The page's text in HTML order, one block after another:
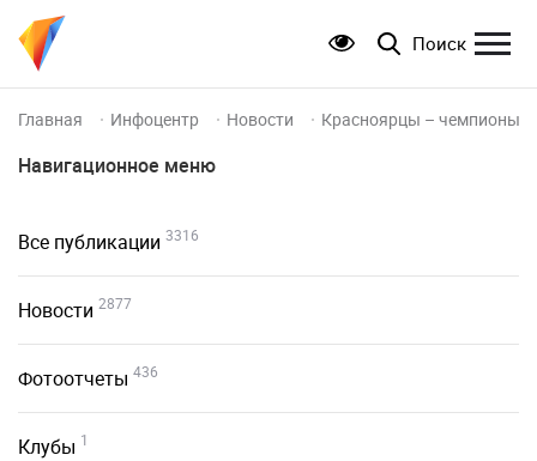
Поиск
Главная Инфоцентр Новости Красноярцы – чемпионы
Навигационное меню
Все публикации 3316
Новости 2877
Фотоотчеты 436
Клубы 1